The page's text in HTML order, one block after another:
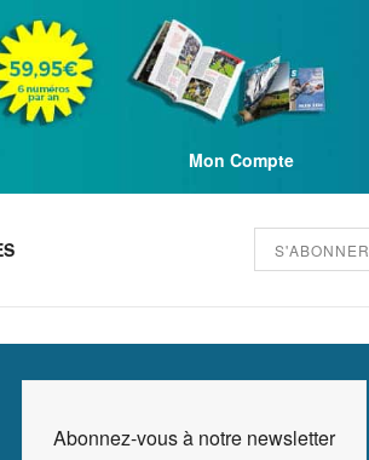
Mon Compte
S'ABONNER
Abonnez-vous à notre newsletter